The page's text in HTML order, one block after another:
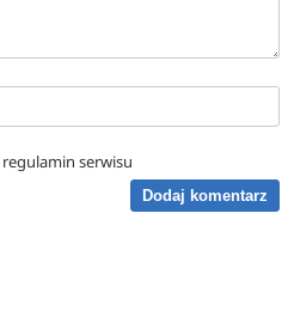
regulamin serwisu
Dodaj komentarz